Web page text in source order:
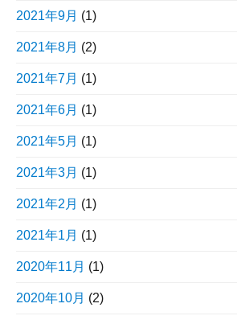
2021年9月 (1)
2021年8月 (2)
2021年7月 (1)
2021年6月 (1)
2021年5月 (1)
2021年3月 (1)
2021年2月 (1)
2021年1月 (1)
2020年11月 (1)
2020年10月 (2)